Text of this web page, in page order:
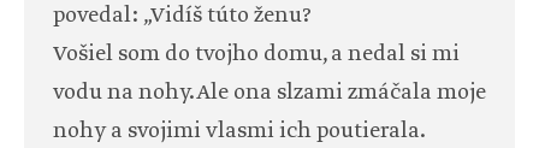
povedal: „Vidíš túto ženu?
Vošiel som do tvojho domu, a nedal si mi
vodu na nohy. Ale ona slzami zmáčala moje
nohy a svojimi vlasmi ich poutierala.